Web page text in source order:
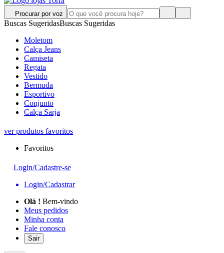
Procurar por voz
Buscas SugeridasBuscas Sugeridas
Moletom
Calça Jeans
Camiseta
Regata
Vestido
Bermuda
Esportivo
Conjunto
Calça Sarja
ver produtos favoritos
Favoritos
Login/Cadastre-se
Login/Cadastrar
Olá ! Bem-vindo
Meus pedidos
Minha conta
Fale conosco
Sair